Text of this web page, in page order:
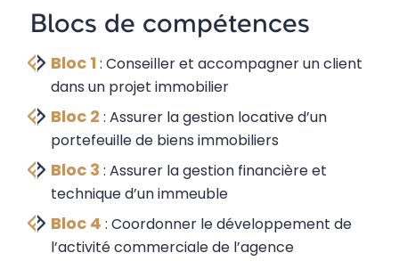
Blocs de compétences
Bloc 1 : Conseiller et accompagner un client
dans un projet immobilier
Bloc 2 : Assurer la gestion locative d’un
portefeuille de biens immobiliers
Bloc 3 : Assurer la gestion financière et
technique d’un immeuble
Bloc 4 : Coordonner le développement de
l’activité commerciale de l’agence